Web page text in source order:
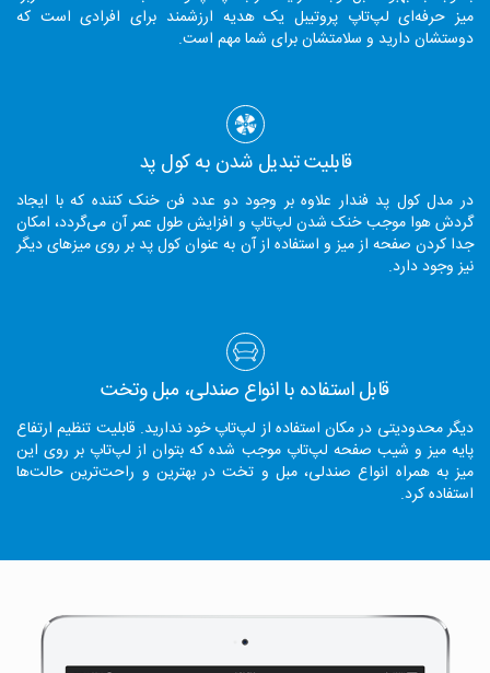
میز حرفه‌ای لپ‌تاپ پروتیبل یک هدیه ارزشمند برای افرادی است که
دوستشان دارید و سلامتشان برای شما مهم است.
قابلیت تبدیل شدن به کول پد
در مدل کول پد فندار علاوه بر وجود دو عدد فن خنک کننده که با ایجاد
گردش هوا موجب خنک شدن لپ‌تاپ و افزایش طول عمر آن می‌گردد، امکان
جدا کردن صفحه از میز و استفاده از آن به عنوان کول پد بر روی میزهای دیگر
نیز وجود دارد.
قابل استفاده با انواع صندلی، مبل وتخت
دیگر محدودیتی در مکان استفاده از لپ‌تاپ خود ندارید. قابلیت تنظیم ارتفاع
پایه میز و شیب صفحه لپ‌تاپ موجب شده که بتوان از لپ‌تاپ بر روی این
میز به همراه انواع صندلی، مبل و تخت در بهترین و راحت‌ترین حالت‌ها
استفاده کرد.